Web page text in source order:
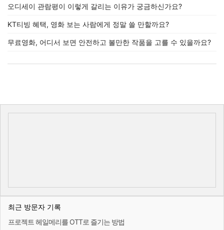
오디세이 관람평이 이렇게 갈리는 이유가 궁금하신가요?
KT티빙 혜택, 영화 보는 사람에게 정말 쓸 만할까요?
무료영화, 어디서 보면 안전하고 볼만한 작품을 고를 수 있을까요?
최근 방문자 기록
프로젝트 헤일메리를 OTT로 즐기는 방법